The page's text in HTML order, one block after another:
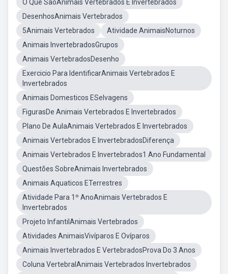
O Que SãoAnimais Vertebrados E Invertebrados
DesenhosAnimais Vertebrados
5Animais Vertebrados
Atividade AnimaisNoturnos
Animais InvertebradosGrupos
Animais VertebradosDesenho
Exercicio Para IdentificarAnimais Vertebrados E
Invertebrados
Animais Domesticos ESelvagens
FigurasDe Animais Vertebrados E Invertebrados
Plano De AulaAnimais Vertebrados E Invertebrados
Animais Vertebrados E InvertebradosDiferença
Animais Vertebrados E Invertebrados1 Ano Fundamental
Questões SobreAnimais Invertebrados
Animais Aquaticos ETerrestres
Atividade Para 1º AnoAnimais Vertebrados E
Invertebrados
Projeto InfantilAnimais Vertebrados
Atividades AnimaisVivíparos E Ovíparos
Animais Invertebrados E VertebradosProva Do 3 Anos
Coluna VertebralAnimais Vertebrados Invertebrados